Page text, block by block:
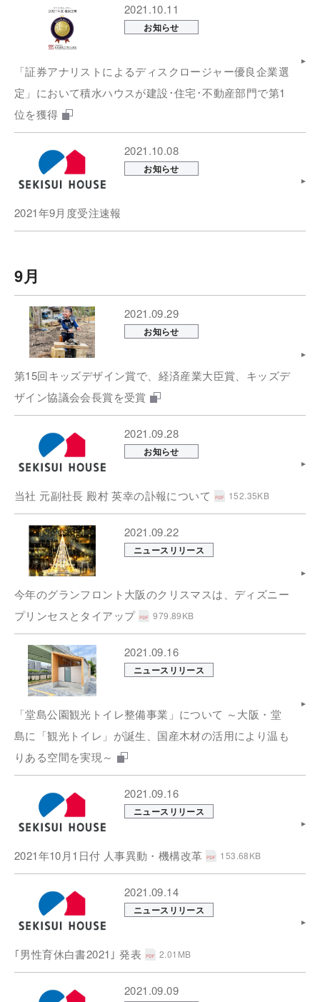
2021.10.11
お知らせ
「証券アナリストによるディスクロージャー優良企業選
定」において積水ハウスが建設･住宅･不動産部門で第1
位を獲得
2021.10.08
お知らせ
2021年9月度受注速報
9月
2021.09.29
お知らせ
第15回キッズデザイン賞で、経済産業大臣賞、キッズデ
ザイン協議会会長賞を受賞
2021.09.28
お知らせ
当社 元副社長 殿村 英幸の訃報について 152.35KB
2021.09.22
ニュースリリース
今年のグランフロント大阪のクリスマスは、ディズニー
プリンセスとタイアップ
979.89KB
2021.09.16
ニュースリリース
「堂島公園観光トイレ整備事業」について ～大阪・堂
島に「観光トイレ」が誕生、国産木材の活用により温も
りある空間を実現～
2021.09.16
ニュースリリース
2021年10月1日付 人事異動・機構改革 153.68KB
2021.09.14
ニュースリリース
｢男性育休白書2021｣ 発表 2.01MB
2021.09.09